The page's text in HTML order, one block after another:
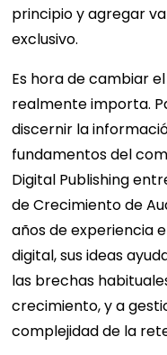
principio y agregar
exclusivo.
Es hora de cambiar
realmente importa.
discernir la
fundamentos del
Digital Publishing
de Crecimiento de
años de experiencia
digital, sus ideas
las brechas
crecimiento, y a
complejidad de la